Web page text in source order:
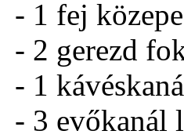
- 1 fej
- 2 gerezd
- 1
- 3 evőkanál